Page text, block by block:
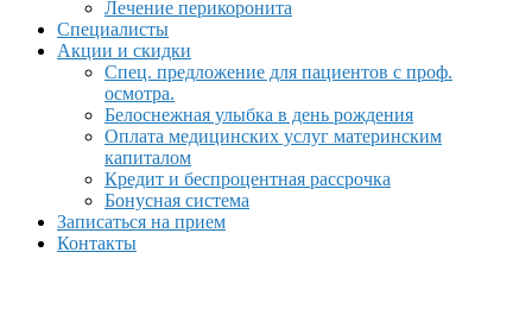
Лечение перикоронита
Специалисты
Акции и скидки
Спец. предложение для пациентов с проф.
осмотра.
Белоснежная улыбка в день рождения
Оплата медицинских услуг материнским
капиталом
Кредит и беспроцентная рассрочка
Бонусная система
Записаться на прием
Контакты